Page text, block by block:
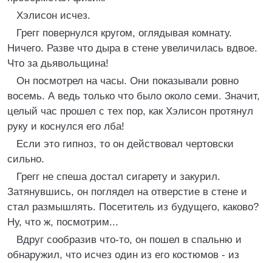
Хэлисон исчез.
Грегг повернулся кругом, оглядывая комнату.
Ничего. Разве что дыра в стене увеличилась вдвое.
Что за дьявольщина!
Он посмотрел на часы. Они показывали ровно
восемь. А ведь только что было около семи. Значит,
целый час прошел с тех пор, как Хэлисон протянул
руку и коснулся его лба!
Если это гипноз, то он действовал чертовски
сильно.
Грегг не спеша достал сигарету и закурил.
Затянувшись, он поглядел на отверстие в стене и
стал размышлять. Посетитель из будущего, каково?
Ну, что ж, посмотрим...
Вдруг сообразив что-то, он пошел в спальню и
обнаружил, что исчез один из его костюмов - из